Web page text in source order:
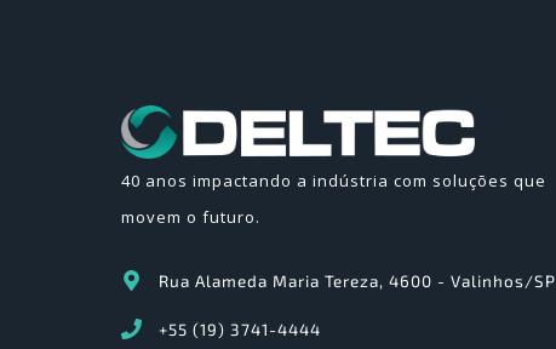
40 anos impactando a indústria com soluções que
movem o futuro.
Rua Alameda Maria Tereza, 4600 - Valinhos/SP
+55 (19) 3741-4444